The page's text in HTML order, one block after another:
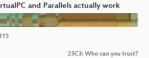
and Parallels actually work
23C3: Who can you trust?